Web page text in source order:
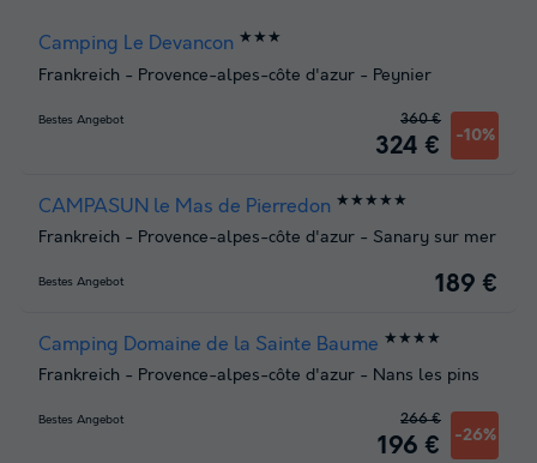
Camping Le Devancon ★★★
Frankreich - Provence-alpes-côte d'azur - Peynier
Bestes Angebot
324 € -10%
360 €
CAMPASUN le Mas de Pierredon ★★★★★
Frankreich - Provence-alpes-côte d'azur - Sanary sur mer
Bestes Angebot 189 €
Camping Domaine de la Sainte Baume ★★★★
Frankreich - Provence-alpes-côte d'azur - Nans les pins
Bestes Angebot
196 € -26%
266 €